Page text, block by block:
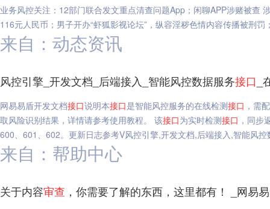
业务风控关注：12部门联合发文重点清查问题App；闲聊APP涉赌被查
116元人民币；男子开办“虾狐影视论坛”，纵容淫秽色情内容传播被刑
来自：动态资讯
风控引擎_开发文档_后端接入_智能风控数据服务接口
网易易盾开发文档接口说明本接口是智能风控服务的在线检测接口 ，需
取风险识别结果，详情请参考使用教程。 该接口为实时检测接口 ，同步
600、601、602。更新日志参考V风控引擎,开发文档,后端接入,智能风控
来自：帮助中心
关于内容审查 ，你需要了解的东西，这里都有！ _网易